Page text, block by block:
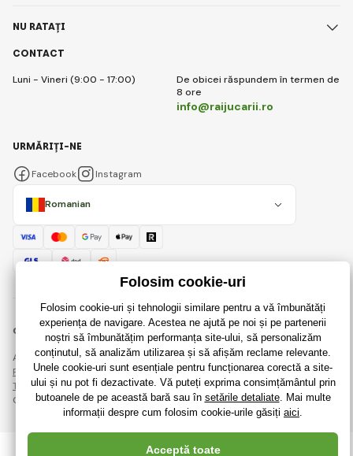
CONTACT
Luni - Vineri (9:00 - 17:00)
De obicei răspundem în termen de
8 ore
info@raijucarii.ro
NU RATAȚI
Romanian
URMĂRIȚI-NE
Facebook Instagram
© 2018 - 2026 RaiJucării.ro, Toate drepturile rezervate
Această pagină este protejată prin reCAPTCHA și se aplică
Regulile de protecție a datelor personalecompaniile Google și ale lor
Termeni și condiții.
Crearea de magazine online eficiente de laRIESENIA